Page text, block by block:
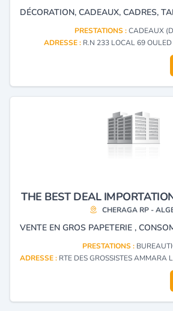
PRESTATIONS :CADEAUX
ADRESSE : R.N 233 LOCAL 69
THE BEST DEAL
CHERAGA RP -
PRESTATIONS :
ADRESSE : RTE DES GROSSISTES AMMARA